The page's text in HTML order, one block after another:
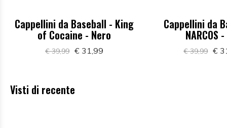
Cappellini da Baseball - King
of Cocaine - Nero
€ 39,99 € 31,99
Cappellini da
NARCOS
€ 39,99 €
Visti di recente